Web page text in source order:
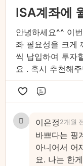
ISA계좌에
안녕하세요^^ 이
좌 필요성을 크게
씩 납입하여 투자
요 . 혹시 추천해주
이은정 2개월
바쁘다는 핑
아니어서 어
요. 나는 한